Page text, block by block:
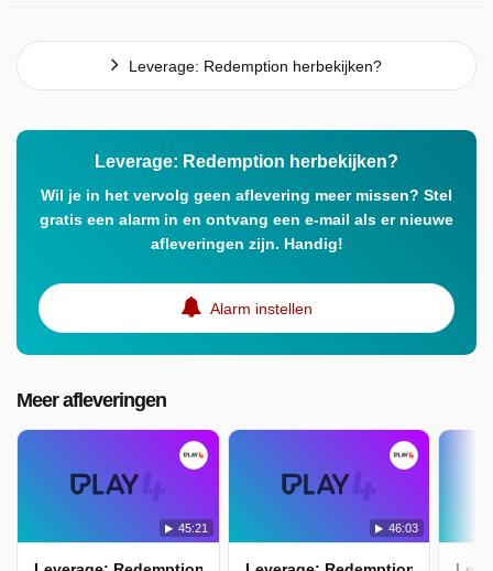
Leverage: Redemption herbekijken?
Leverage: Redemption herbekijken?
Wil je in het vervolg geen aflevering meer missen? Stel
gratis een alarm in en ontvang een e-mail als er nieuwe
afleveringen zijn. Handig!
Alarm instellen
Meer afleveringen
45:21 46:03